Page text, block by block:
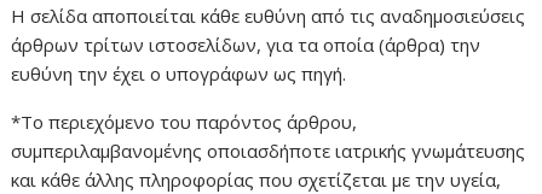
Η σελίδα αποποιείται κάθε ευθύνη από τις αναδημοσιεύσεις
άρθρων τρίτων ιστοσελίδων, για τα οποία (άρθρα) την
ευθύνη την έχει ο υπογράφων ως πηγή.
*Το περιεχόμενο του παρόντος άρθρου,
συμπεριλαμβανομένης οποιασδήποτε ιατρικής γνωμάτευσης
και κάθε άλλης πληροφορίας που σχετίζεται με την υγεία,